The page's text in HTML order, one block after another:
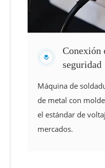
Conexión
seguridad
Máquina de
de metal con
el estándar de
mercados.